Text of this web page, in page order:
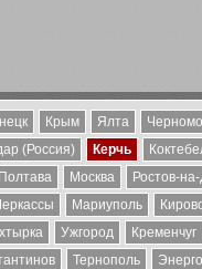
Крым Ялта
(Россия) Керчь
Полтава Москва
Ростов-
Мариуполь
Ужгород
Кременчуг
Тернополь